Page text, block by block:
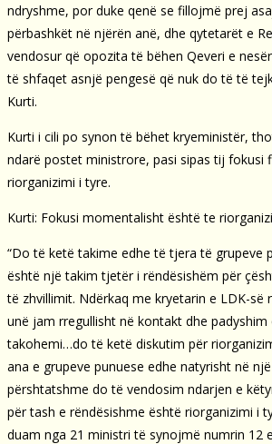
ndryshme, por duke qenë se fillojmë prej
përbashkët në njërën anë, dhe qytetarët e
vendosur që opozita të bëhen Qeveri e
të shfaqet asnjë pengesë që nuk do të të
Kurti.
Kurti i cili po synon të bëhet kryeministër,
ndarë postet ministrore, pasi sipas tij fokusi
riorganizimi i tyre.
Kurti: Fokusi momentalisht është te
“Do të ketë takime edhe të tjera të grupeve
është një takim tjetër i rëndësishëm për
të zhvillimit. Ndërkaq me kryetarin e LDK-së
unë jam rregullisht në kontakt dhe
takohemi…do të ketë diskutim për
ana e grupeve punuese edhe natyrisht në
përshtatshme do të vendosim ndarjen e
për tash e rëndësishme është riorganizimi i
duam nga 21 ministri të synojmë numrin 12